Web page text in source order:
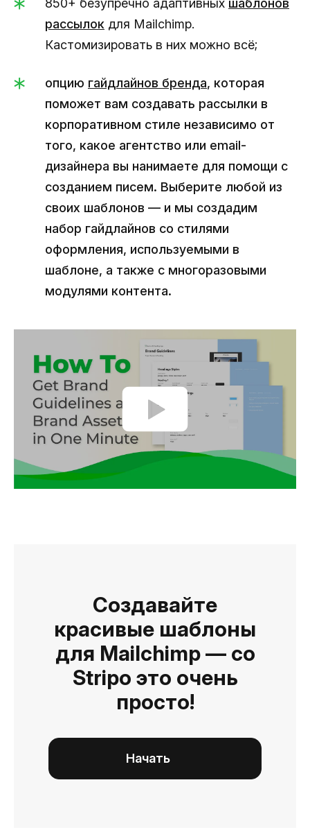
850+ безупречно адаптивных шаблонов
рассылок для Mailchimp.
Кастомизировать в них можно всё;
опцию гайдлайнов бренда, которая
поможет вам создавать рассылки в
корпоративном стиле независимо от
того, какое агентство или email-
дизайнера вы нанимаете для помощи с
созданием писем. Выберите любой из
своих шаблонов — и мы создадим
набор гайдлайнов со стилями
оформления, используемыми в
шаблоне, а также с многоразовыми
модулями контента.
Создавайте
красивые шаблоны
для Mailchimp — со
Stripo это очень
просто!
Начать